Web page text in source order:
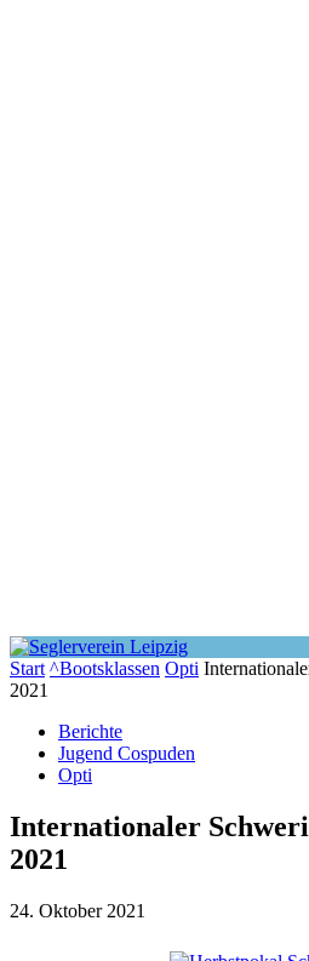
Start ^Bootsklassen Opti
2021
Berichte
Jugend Cospuden
Opti
Internationaler
2021
24. Oktober 2021